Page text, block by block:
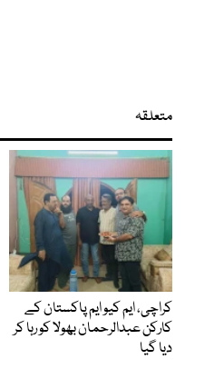
متعلقہ
کراچی، ایم کیو ایم پاکستان کے
کارکن عبدالرحمان بھولا کو رہا کر
دیا گیا